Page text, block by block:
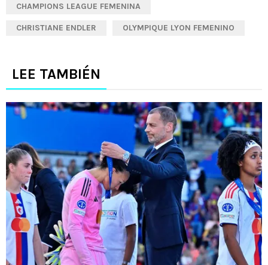
CHAMPIONS LEAGUE FEMENINA
CHRISTIANE ENDLER OLYMPIQUE LYON FEMENINO
LEE TAMBIÉN